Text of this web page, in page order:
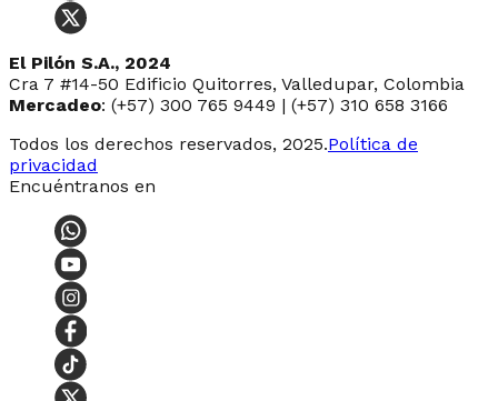
El Pilón S.A., 2024
Cra 7 #14-50 Edificio Quitorres, Valledupar, Colombia
Mercadeo: (+57) 300 765 9449 | (+57) 310 658 3166
Todos los derechos reservados, 2025.Política de
privacidad
Encuéntranos en